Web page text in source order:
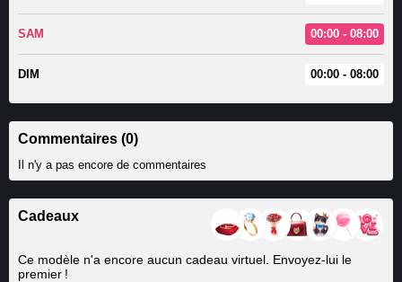
SAM 00:00 - 08:00
DIM 00:00 - 08:00
Commentaires (0)
Il n'y a pas encore de commentaires
Cadeaux
Ce modèle n'a encore aucun cadeau virtuel. Envoyez-lui le
premier !